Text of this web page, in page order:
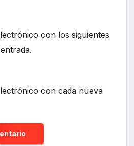
con los siguientes
con cada nueva